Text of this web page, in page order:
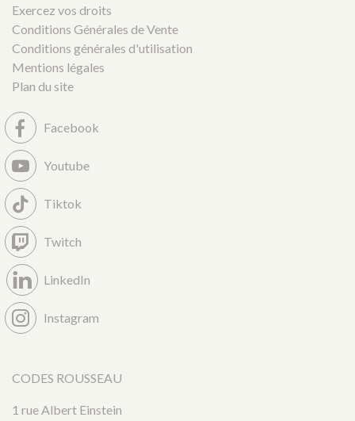
Exercez vos droits
Conditions Générales de Vente
Conditions générales d'utilisation
Mentions légales
Plan du site
Facebook
Youtube
Tiktok
Twitch
LinkedIn
Instagram
CODES ROUSSEAU
1 rue Albert Einstein